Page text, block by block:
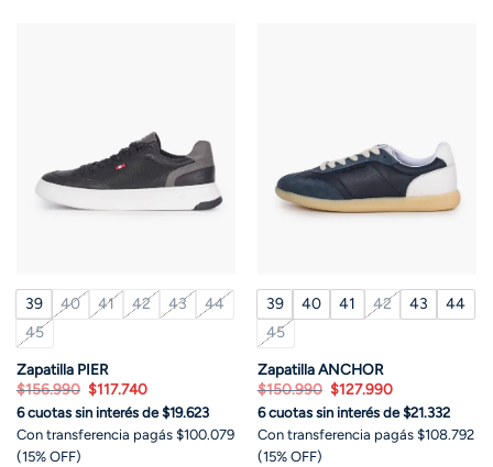
39 40 41 42 43
44
45
Zapatilla PIER
$156.990 El
precio
original
era:
$156.990.
$117.740El
precio
actual
es:
$117.740.
6 cuotas sin interés de $19.623
Con transferencia pagás $100.079
(15% OFF)
39 40 41 42 43
44
45
Zapatilla ANCHOR
$150.990 El
precio
original
era:
$150.990.
$127.990El
precio
actual
es:
$127.990.
6 cuotas sin interés de $21.332
Con transferencia pagás $108.792
(15% OFF)